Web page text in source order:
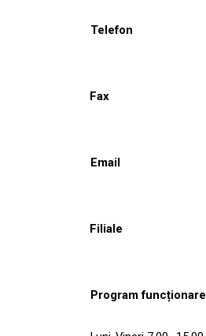
Telefon
Fax
Email
Filiale
Program funcționare